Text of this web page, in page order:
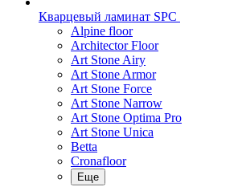
Кварцевый ламинат SPC
Alpine floor
Architector Floor
Art Stone Airy
Art Stone Armor
Art Stone Force
Art Stone Narrow
Art Stone Optima Pro
Art Stone Unica
Betta
Cronafloor
Еще